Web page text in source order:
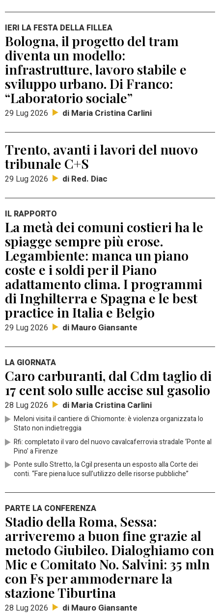
IERI LA FESTA DELLA FILLEA
Bologna, il progetto del tram
diventa un modello:
infrastrutture, lavoro stabile e
sviluppo urbano. Di Franco:
“Laboratorio sociale”
29 Lug 2026 di Maria Cristina Carlini
Trento, avanti i lavori del nuovo
tribunale C+S
29 Lug 2026 di Red. Diac
IL RAPPORTO
La metà dei comuni costieri ha le
spiagge sempre più erose.
Legambiente: manca un piano
coste e i soldi per il Piano
adattamento clima. I programmi
di Inghilterra e Spagna e le best
practice in Italia e Belgio
29 Lug 2026 di Mauro Giansante
LA GIORNATA
Caro carburanti, dal Cdm taglio di
17 cent solo sulle accise sul gasolio
28 Lug 2026 di Maria Cristina Carlini
Meloni visita il cantiere di Chiomonte: è violenza organizzata lo
Stato non indietreggia
Rfi: completato il varo del nuovo cavalcaferrovia stradale ‘Ponte al
Pino’ a Firenze
Ponte sullo Stretto, la Cgil presenta un esposto alla Corte dei
conti. “Fare piena luce sull’utilizzo delle risorse pubbliche”
PARTE LA CONFERENZA
Stadio della Roma, Sessa:
arriveremo a buon fine grazie al
metodo Giubileo. Dialoghiamo con
Mic e Comitato No. Salvini: 35 mln
con Fs per ammodernare la
stazione Tiburtina
28 Lug 2026 di Mauro Giansante